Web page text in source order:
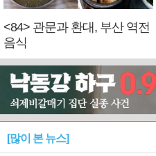
<84> 관문과 환대, 부산 역전
음식
[많이 본 뉴스]